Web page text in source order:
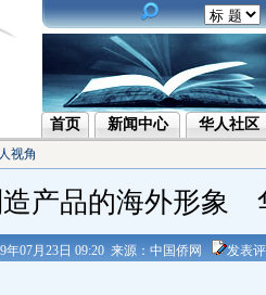
首页 新闻中心 华人社区
视角
造产品的海外形象
年07月23日 09:20 来源：中国侨网 发表